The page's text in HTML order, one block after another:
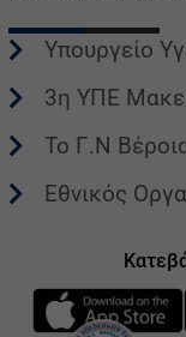
Υπουργείο
3η ΥΠΕ
Το Γ.Ν
Εθνικός